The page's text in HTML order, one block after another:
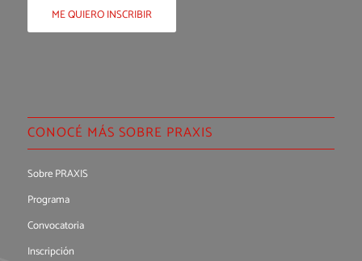
ME QUIERO INSCRIBIR
CONOCÉ MÁS SOBRE PRAXIS
Sobre PRAXIS
Programa
Convocatoria
Inscripción